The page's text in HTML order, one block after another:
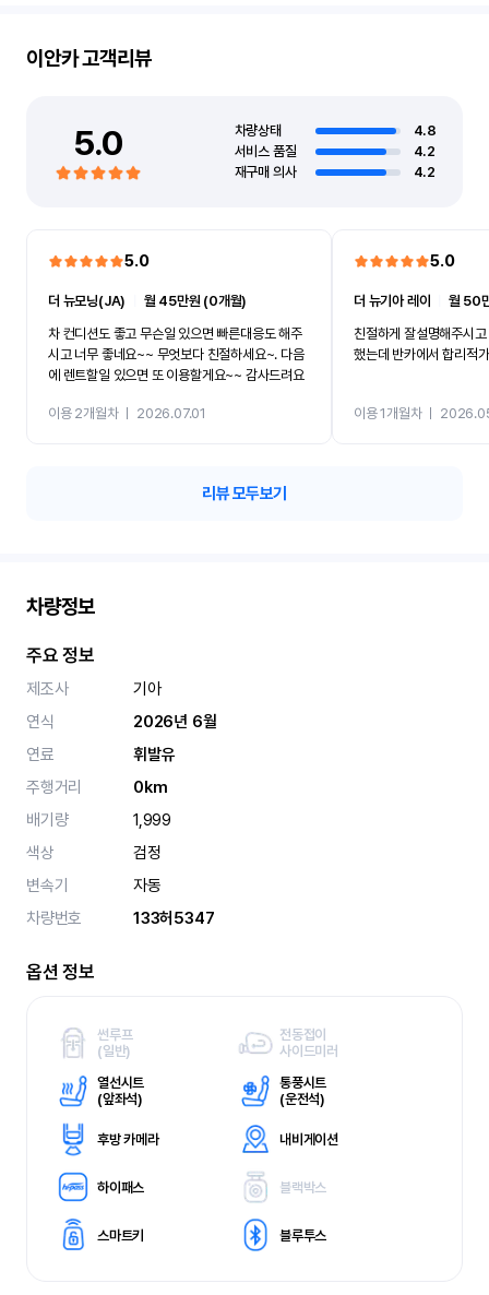
이안카고객리뷰
5.0 차량상태
4.8
서비스 품질
4.2
재구매 의사
4.2
5.0
더 뉴모닝(JA)
월 45만원 (0개월)
차 컨디션도 좋고 무슨일 있으면 빠른대응도 해주
시고 너무 좋네요~~ 무엇보다 친절하세요~. 다음
에 렌트할일 있으면 또 이용할게요~~ 감사드려요
이용 2개월차ㅣ 2026.07.01
5.0
더 뉴기아 레이
월 50
친절하게 잘설명해주시
했는데 반카에서 합리적
이용 1개월차ㅣ
리뷰 모두보기
차량정보
주요 정보
제조사
기아
연식
2026년 6월
연료
휘발유
주행거리
0km
배기량
1,999
색상
검정
변속기
자동
차량번호
133허5347
옵션 정보
썬루프
(일반)
전동접이
사이드미러
열선시트
(앞좌석)
통풍시트
(운전석)
후방 카메라 내비게이션
하이패스 블랙박스
스마트키 블루투스